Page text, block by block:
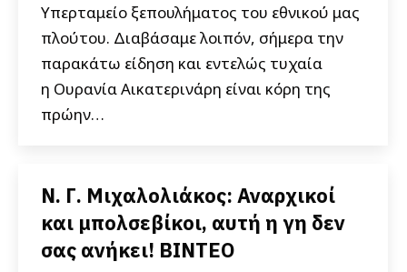
Υπερταμείο ξεπουλήματος του εθνικού μας
πλούτου. Διαβάσαμε λοιπόν, σήμερα την
παρακάτω είδηση και εντελώς τυχαία
η Oυρανία Αικατερινάρη είναι κόρη της
πρώην…
Ν. Γ. Μιχαλολιάκος: Αναρχικοί
και μπολσεβίκοι, αυτή η γη δεν
σας ανήκει! ΒΙΝΤΕΟ